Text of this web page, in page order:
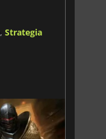
, Strategia